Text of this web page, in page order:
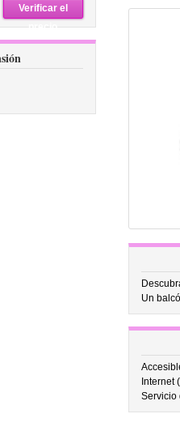
Verificar el
precio
Un
Internet
Servicio